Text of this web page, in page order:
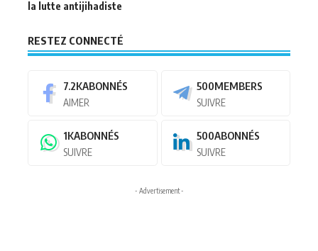
la lutte antijihadiste
RESTEZ CONNECTÉ
7.2KABONNÉS
AIMER
500MEMBERS
SUIVRE
1KABONNÉS
SUIVRE
500ABONNÉS
SUIVRE
- Advertisement -